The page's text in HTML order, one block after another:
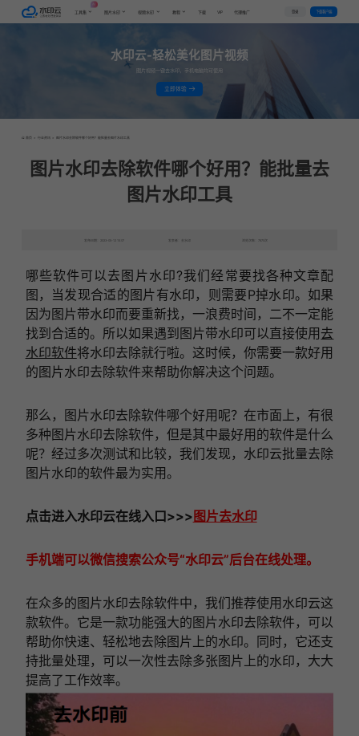
工具集 图片水印 视频水印 教程 下载 VIP 代理推广 登录 下载客户端
水印云-轻松美化图片视频
图片视频一键去水印，手机电脑均可使用
立即体验
首页 > 行业资讯 > 图片水印去除软件哪个好用？能批量去图片水印工具
图片水印去除软件哪个好用？能批量去
图片水印工具
发布日期：2023-05-12 15:07 发表者：去水印 浏览次数：7870次
哪些软件可以去图片水印?我们经常要找各种文章配
图，当发现合适的图片有水印，则需要P掉水印。如果
因为图片带水印而要重新找，一浪费时间，二不一定能
找到合适的。所以如果遇到图片带水印可以直接使用去
水印软件将水印去除就行啦。这时候，你需要一款好用
的图片水印去除软件来帮助你解决这个问题。
那么，图片水印去除软件哪个好用呢？在市面上，有很
多种图片水印去除软件，但是其中最好用的软件是什么
呢？经过多次测试和比较，我们发现，水印云批量去除
图片水印的软件最为实用。
点击进入水印云在线入口>>>图片去水印
手机端可以微信搜索公众号“水印云”后台在线处理。
在众多的图片水印去除软件中，我们推荐使用水印云这
款软件。它是一款功能强大的图片水印去除软件，可以
帮助你快速、轻松地去除图片上的水印。同时，它还支
持批量处理，可以一次性去除多张图片上的水印，大大
提高了工作效率。